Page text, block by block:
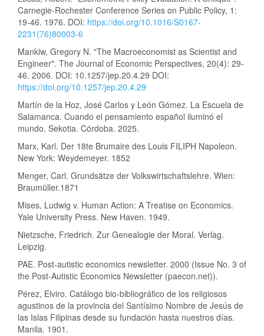
Carnegie-Rochester Conference Series on Public Policy, 1:
19-46. 1976. DOI: https://doi.org/10.1016/S0167-
2231(76)80003-6
Mankiw, Gregory N. "The Macroeconomist as Scientist and
Engineer". The Journal of Economic Perspectives, 20(4): 29-
46. 2006. DOI: 10.1257/jep.20.4.29 DOI:
https://doi.org/10.1257/jep.20.4.29
Martín de la Hoz, José Carlos y León Gómez. La Escuela de
Salamanca. Cuando el pensamiento español iluminó el
mundo. Sekotia. Córdoba. 2025.
Marx, Karl. Der 18te Brumaire des Louis FILIPH Napoleon.
New York: Weydemeyer. 1852
Menger, Carl. Grundsätze der Volkswirtschaftslehre. Wien:
Braumüller.1871
Mises, Ludwig v. Human Action: A Treatise on Economics.
Yale University Press. New Haven. 1949.
Nietzsche, Friedrich. Zur Genealogie der Moral. Verlag.
Leipzig.
PAE. Post-autistic economics newsletter. 2000 (Issue No. 3 of
the Post-Autistic Economics Newsletter (paecon.net)).
Pérez, Elviro. Catálogo bio-bibliográfico de los religiosos
agustinos de la provincia del Santísimo Nombre de Jesús de
las Islas Filipinas desde su fundación hasta nuestros días.
Manila. 1901.